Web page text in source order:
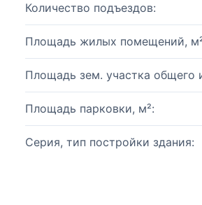
Количество подъездов:
Площадь жилых помещений,
Площадь зем. участка общего
Площадь парковки, м²:
Серия, тип постройки здания: